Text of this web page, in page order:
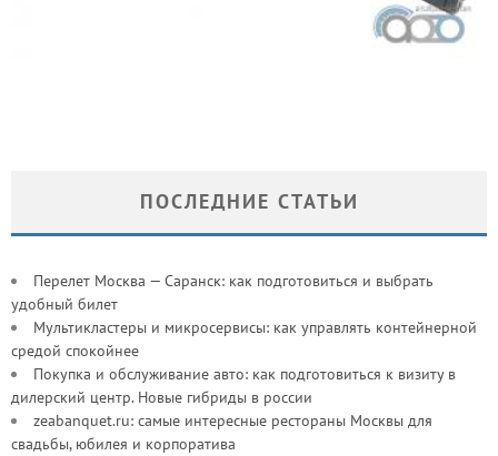
ПОСЛЕДНИЕ СТАТЬИ
Перелет Москва — Саранск: как подготовиться и выбрать
удобный билет
Мультикластеры и микросервисы: как управлять контейнерной
средой спокойнее
Покупка и обслуживание авто: как подготовиться к визиту в
дилерский центр. Новые гибриды в россии
zeabanquet.ru: самые интересные рестораны Москвы для
свадьбы, юбилея и корпоратива